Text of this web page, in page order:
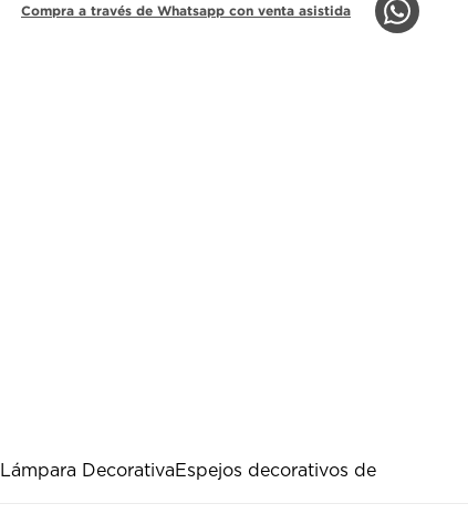
Compra a través de Whatsapp con venta asistida
Lámpara DecorativaEspejos decorativos de